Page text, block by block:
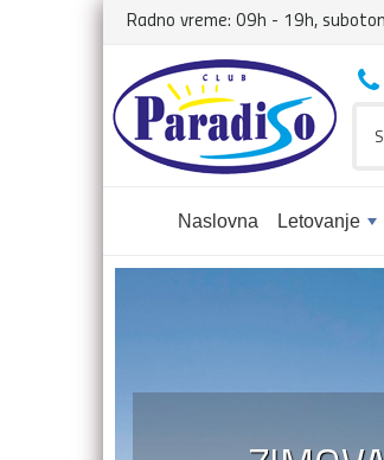
Radno vreme: 09h - 19h,
Naslovna Letovanje